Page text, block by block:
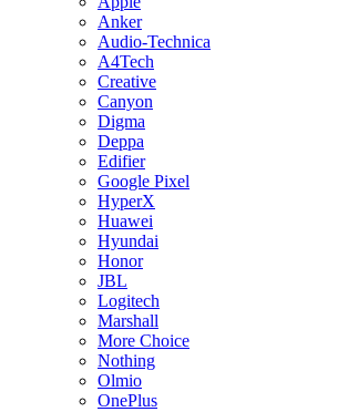
Anker
Audio-Technica
A4Tech
Creative
Canyon
Digma
Deppa
Edifier
Google Pixel
HyperX
Huawei
Hyundai
Honor
JBL
Logitech
Marshall
More Choice
Nothing
Olmio
OnePlus